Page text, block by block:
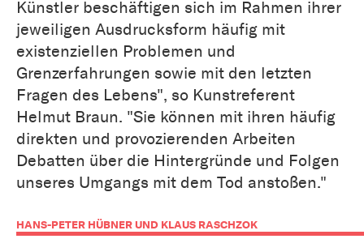
Künstler beschäftigen sich im Rahmen ihrer
jeweiligen Ausdrucksform häufig mit
existenziellen Problemen und
Grenzerfahrungen sowie mit den letzten
Fragen des Lebens", so Kunstreferent
Helmut Braun. "Sie können mit ihren häufig
direkten und provozierenden Arbeiten
Debatten über die Hintergründe und Folgen
unseres Umgangs mit dem Tod anstoßen."
HANS-PETER HÜBNER UND KLAUS RASCHZOK